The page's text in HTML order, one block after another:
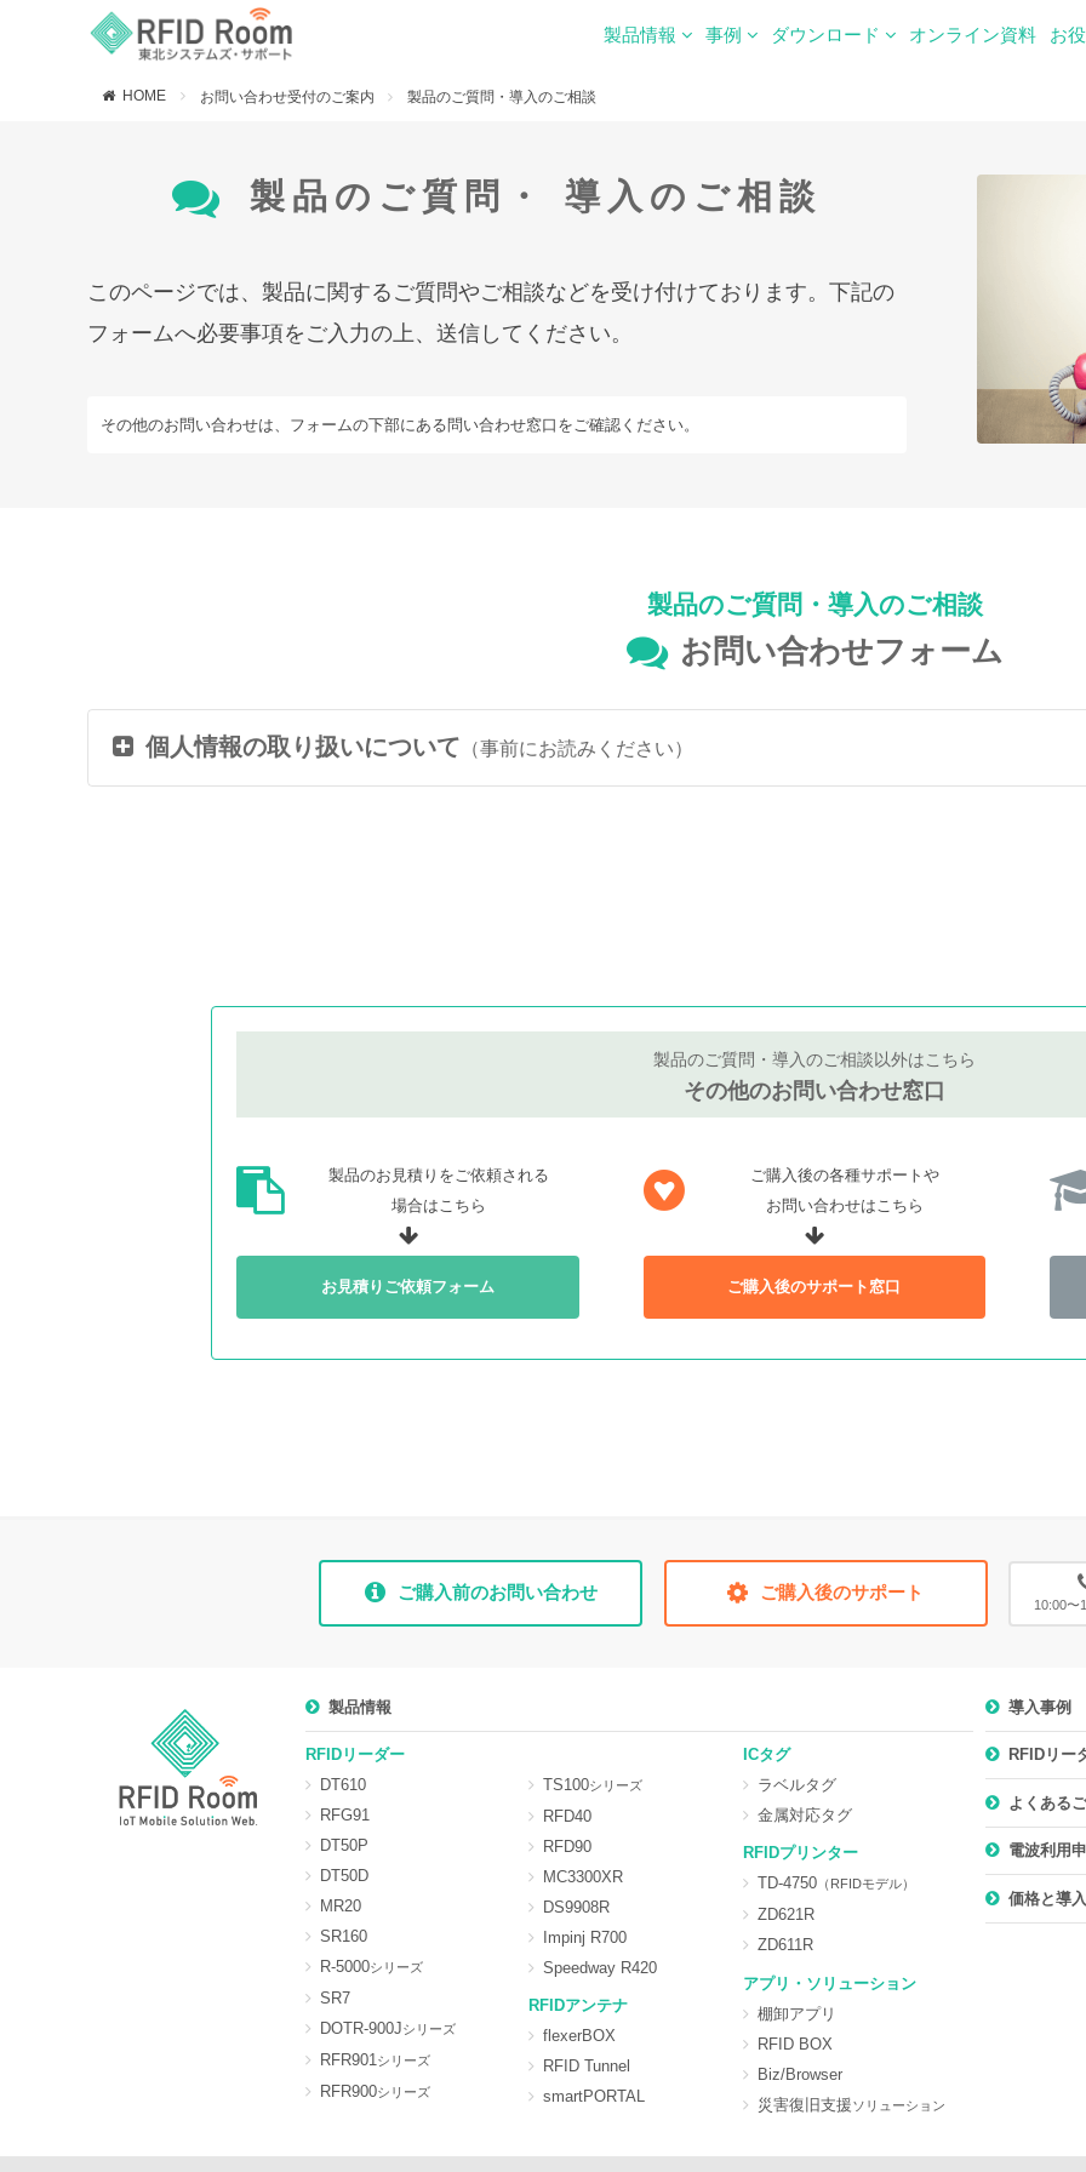
製品情報 事例 ダウンロード オンライン資料 お
HOME お問い合わせ受付のご案内 製品のご質問・導入のご相談
製品のご質問・導入のご相談
このページでは、製品に関するご質問やご相談などを受け付けております。下記の
フォームへ必要事項をご入力の上、送信してください。
その他のお問い合わせは、フォームの下部にある問い合わせ窓口をご確認ください。
製品のご質問・導入のご相談
お問い合わせフォーム
個人情報の取り扱いについて （事前にお読みください）
製品のご質問・導入のご相談以外はこちら
その他のお問い合わせ窓口
製品のお見積りをご依頼される
場合はこちら
お見積りご依頼フォーム
ご購入後の各種サポートや
お問い合わせはこちら
ご購入後のサポート窓口
ご購入前のお問い合わせ ご購入後のサポート
10:00〜
製品情報 導入事例
RFIDリー
よくある
電波利用
価格と導
RFIDリーダー
DT610
RFG91
DT50P
DT50D
MR20
SR160
R-5000シリーズ
SR7
DOTR-900Jシリーズ
RFR901 シリーズ
RFR900シリーズ
TS100シリーズ
RFD40
RFD90
MC3300XR
DS9908R
Impinj R700
Speedway R420
RFIDアンテナ
flexerBOX
RFID Tunnel
smartPORTAL
ICタグ
ラベルタグ
金属対応タグ
RFIDプリンター
TD-4750（RFIDモデル）
ZD621R
ZD611R
アプリ・ソリューション
棚卸アプリ
RFID BOX
Biz/Browser
災害復旧支援ソリューション